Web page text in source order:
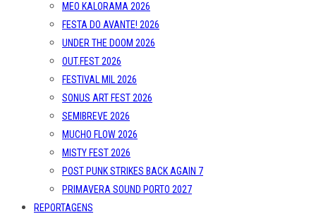
MEO KALORAMA 2026
FESTA DO AVANTE! 2026
UNDER THE DOOM 2026
OUT.FEST 2026
FESTIVAL MIL 2026
SONUS ART FEST 2026
SEMIBREVE 2026
MUCHO FLOW 2026
MISTY FEST 2026
POST PUNK STRIKES BACK AGAIN 7
PRIMAVERA SOUND PORTO 2027
REPORTAGENS